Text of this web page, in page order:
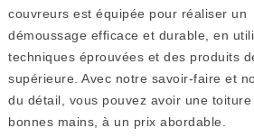
couvreurs est équipée pour réaliser un
démoussage efficace et durable, en
techniques éprouvées et des produits
supérieure. Avec notre savoir-faire et
du détail, vous pouvez avoir une toiture
bonnes mains, à un prix abordable.